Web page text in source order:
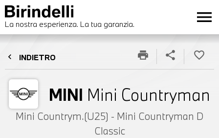
La nostra esperienza. La tua garanzia. menu
chevron_left INDIETRO
MINI Mini Countryman
Mini Countrym.(U25) - Mini Countryman D
Classic
print share favorite_border